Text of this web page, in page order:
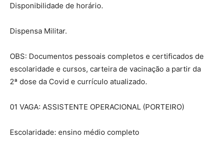
Disponibilidade de horário.
Dispensa Militar.
OBS: Documentos pessoais completos e certificados de
escolaridade e cursos, carteira de vacinação a partir da
2ª dose da Covid e currículo atualizado.
01 VAGA: ASSISTENTE OPERACIONAL (PORTEIRO)
Escolaridade: ensino médio completo